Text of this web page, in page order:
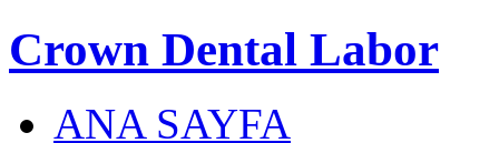
Crown Dental Labor
ANA SAYFA